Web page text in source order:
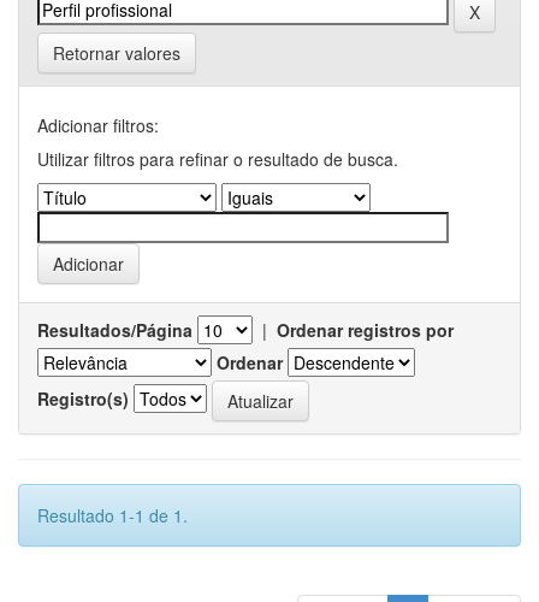
Retornar valores
Adicionar filtros:
Utilizar filtros para refinar o resultado de busca.
Resultados/Página | Ordenar registros por
Ordenar
Registro(s)
Resultado 1-1 de 1.